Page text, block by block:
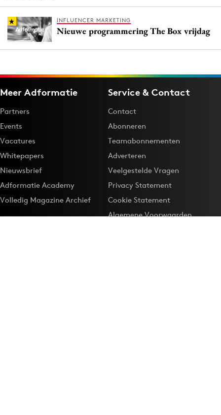
INFLUENCER MARKETING
Nieuwe programmering The Box vrijdag
Meer Adformatie
Partners
Events
Vacatures
Whitepapers
Nieuwsbrief
Adformatie Academy
Volledig Magazine Archief
Service & Contact
Contact
Abonneren
Teamabonnementen
Adverteren
Veelgestelde Vragen
Privacy Statement
Cookie Statement
Algemene Voorwaarden